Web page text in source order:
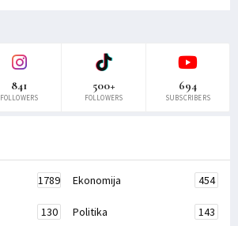
841
FOLLOWERS
500+
FOLLOWERS
694
SUBSCRIBERS
1789 Ekonomija 454
130 Politika 143